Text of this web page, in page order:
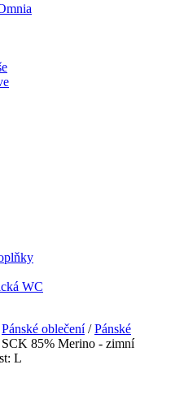
WC
Pánské oblečení/Pánské
85% Merino - zimní
L